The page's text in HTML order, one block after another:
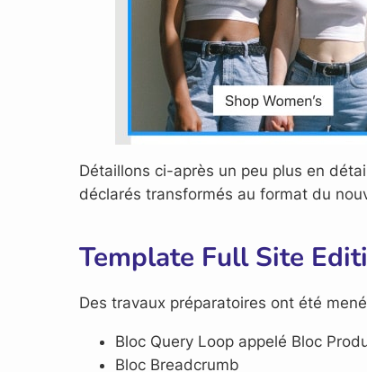
Détaillons ci-après un peu plus en
déclarés transformés au format du
Template Full Site
Des travaux préparatoires ont été
Bloc Query Loop appelé Bloc
Bloc Breadcrumb